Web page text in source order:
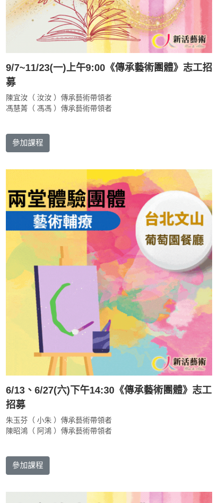
9/7~11/23(一)上午9:00《傳承藝術團體》志工招
募
陳宜汝（ 汝汝 ）傳承藝術帶領者
馮慧菁（ 馮馮 ）傳承藝術帶領者
參加課程
6/13、6/27(六)下午14:30《傳承藝術團體》志工
招募
朱玉芬（ 小朱 ）傳承藝術帶領者
陳昭鴻（ 阿鴻 ）傳承藝術帶領者
參加課程